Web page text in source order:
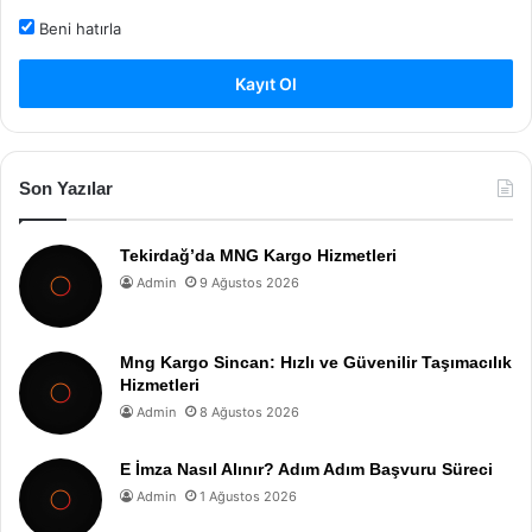
Beni hatırla
Kayıt Ol
Son Yazılar
Tekirdağ’da MNG Kargo Hizmetleri
Admin 9 Ağustos 2026
Mng Kargo Sincan: Hızlı ve Güvenilir Taşımacılık
Hizmetleri
Admin 8 Ağustos 2026
E İmza Nasıl Alınır? Adım Adım Başvuru Süreci
Admin 1 Ağustos 2026